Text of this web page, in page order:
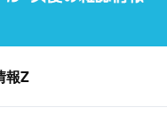
報Z